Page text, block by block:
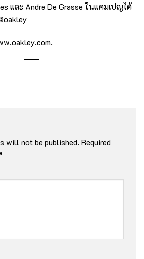
และ Andre De Grasse ในแคมเปญได้
will not be published. Required